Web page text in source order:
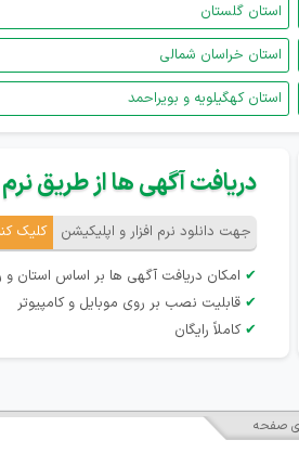
استان گلستان
استان خراسان شمالی
استان کهگیلویه و بویراحمد
دریافت آگهی ها از طریق
جهت دانلود نرم افزار و اپلیکیشن کلیک
✔ امکان دریافت آگهی ها بر اساس استان
✔ قابلیت نصب بر روی موبایل و کامپیوتر
✔ کاملاً رایگان
صفحه